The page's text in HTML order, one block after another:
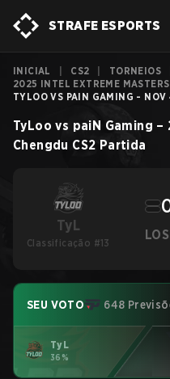
STRAFE ESPORTS
INICIAL CS2 TORNEIOS
2025 INTEL EXTREME
TYLOO VS PAIN GAMING - NOV
TyLoo vs paiN Gaming –
Chengdu CS2 Partida
TyL
Classificação #13
SEU VOTO 648
TyL
36%